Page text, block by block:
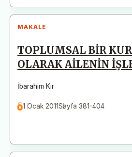
MAKALE
TOPLUMSAL BİR
OLARAK AİLENİN
İbarahim Kır
1 Ocak 2011Sayfa 381-404